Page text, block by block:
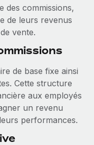
les RH à
des
risques en
assistées par
des commissions,
de leurs revenus
vente.
de base fixe ainsi
Cette structure
aux employés
un revenu
performances.